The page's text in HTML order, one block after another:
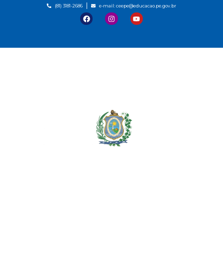
(81) 3181-2686 e-mail: ceepe@educacao.pe.gov.br